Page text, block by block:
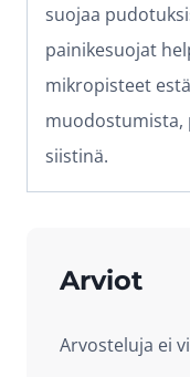
suojaa
painikesuojat
mikropisteet
muodostumista,
siistinä.
Arviot
Arvosteluja ei